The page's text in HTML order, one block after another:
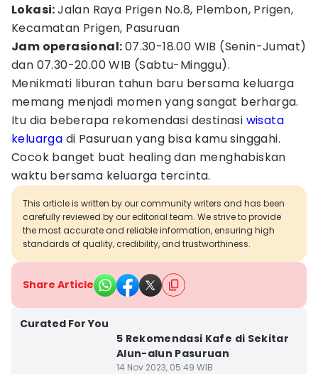
Lokasi:Jalan Raya Prigen No.8, Plembon, Prigen,
Kecamatan Prigen, Pasuruan
Jam operasional:07.30-18.00 WIB (Senin-Jumat)
dan 07.30-20.00 WIB (Sabtu-Minggu).
Menikmati liburan tahun baru bersama keluarga
memang menjadi momen yang sangat berharga.
Itu dia beberapa rekomendasi destinasi wisata
keluarga di Pasuruan yang bisa kamu singgahi.
Cocok banget buat healing dan menghabiskan
waktu bersama keluarga tercinta.
This article is written by our community writers and has been
carefully reviewed by our editorial team. We strive to provide
the most accurate and reliable information, ensuring high
standards of quality, credibility, and trustworthiness.
Share Article
Curated For You
5 Rekomendasi Kafe di Sekitar
Alun-alun Pasuruan
14 Nov 2023, 05:49 WIB